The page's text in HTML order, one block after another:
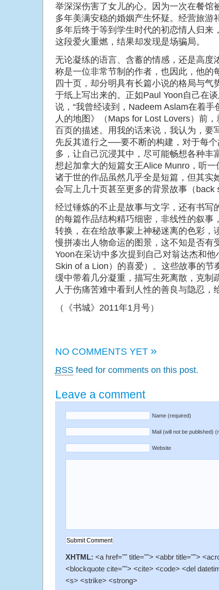
举深深伤害了女儿的心。因为一次在餐馆
多年美满安稳的婚姻产生怀疑。经营旅游
多年后终于等到学生时代的初恋情人归来
这段爱火重燃，结果却发现是场骗局。
无论凝练的语言、含蓄的情感，还是高度
称是一位非常节制的作者，也因此，他的
四十页，却分明具有长篇小说的格局与气
于纸上写出来的。正如Paul Yoon自己在
说，“我曾经读到，Nadeem Aslam在着
人的地图》（Maps for Lost Lovers）前
百页的描述。用我的话来说，我认为，要
先反其道行之──要不断的构建，对于每
多，让自己沉浸其中，尽可能畅想各种丰
想起加拿大的短篇女王Alice Munro，听
诸于世的作品虽然几乎全是短篇，但其实
会写上几十页甚至更多的背景故事（back
经过锤炼的不止是故事与文字，还有书写
的每篇作品结构精巧细密，非线性的叙事
转换，在在给故事蒙上神秘迷离的色彩，
慢拼凑出人物命运的图景，这不知是否有
Yoon在采访中多次提到自己对翁达杰和
Skin of a Lion）的喜爱）。这些故事的节
缓中带着几分凝重，描写生死离散，克制
人于伤痛苦难中看到人性的善良与隐忍，
（《书城》2011年1月号）
NO COMMENTS YET »
RSSfeed for comments on this post.
Leave a comment
Name (required)
Mail (will not be published)
Website
XHTML: <a href="" title=""> <abbr title="">
<blockquote cite=""> <cite> <code> <del
<s> <strike> <strong>